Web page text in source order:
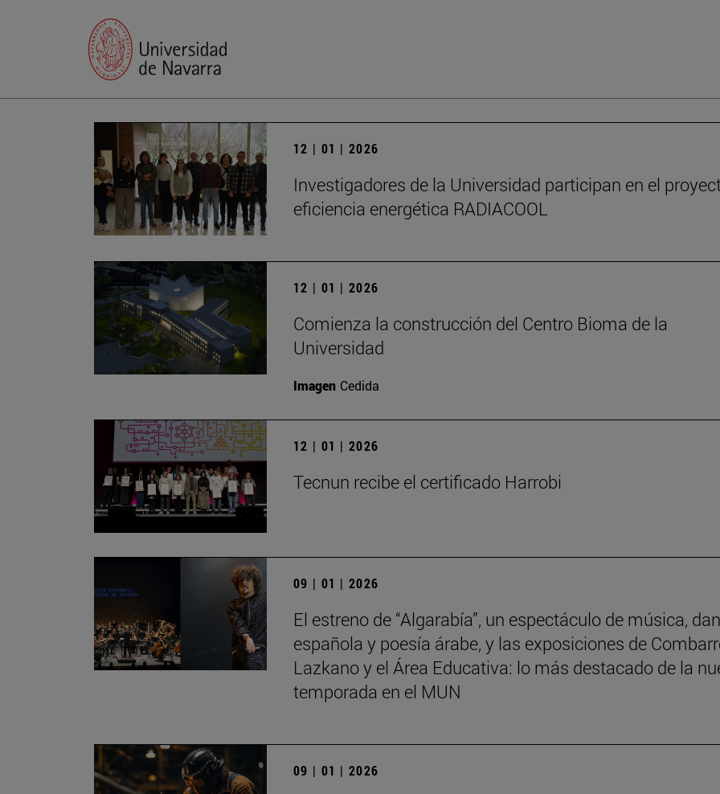
12 | 01 | 2026
Investigadores de la Universidad participan en el
eficiencia energética RADIACOOL
12 | 01 | 2026
Comienza la construcción del Centro Bioma de la
Universidad
Imagen Cedida
12 | 01 | 2026
Tecnun recibe el certificado Harrobi
09 | 01 | 2026
El estreno de “Algarabía”, un espectáculo de música,
española y poesía árabe, y las exposiciones de
Lazkano y el Área Educativa: lo más destacado de la
temporada en el MUN
09 | 01 | 2026